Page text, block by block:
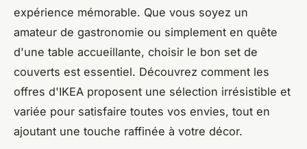
expérience mémorable. Que vous soyez un
amateur de gastronomie ou simplement en quête
d'une table accueillante, choisir le bon set de
couverts est essentiel. Découvrez comment les
offres d'IKEA proposent une sélection irrésistible et
variée pour satisfaire toutes vos envies, tout en
ajoutant une touche raffinée à votre décor.